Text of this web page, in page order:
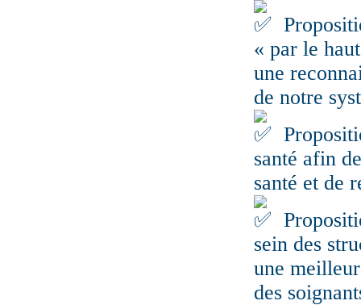
« par le
une
de notre
santé afin
santé et de
sein des
une
des